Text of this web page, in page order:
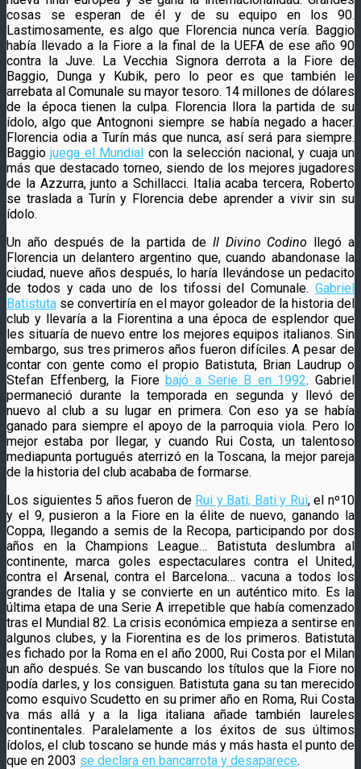
cosas se esperan de él y de su equipo en los 90.
Lastimosamente, es algo que Florencia nunca vería. Baggio
había llevado a la Fiore a la final de la UEFA de ese año 90
contra la Juve. La Vecchia Signora derrota a la Fiore de
Baggio, Dunga y Kubik, pero lo peor es que también le
arrebata al Comunale su mayor tesoro. 14 millones de dólares
de la época tienen la culpa. Florencia llora la partida de su
ídolo, algo que Antognoni siempre se había negado a hacer.
Florencia odia a Turín más que nunca, así será para siempre.
Baggiojuega el Mundial con la selección nacional, y cuaja un
más que destacado torneo, siendo de los mejores jugadores
de la Azzurra, junto a Schillacci. Italia acaba tercera, Roberto
se traslada a Turín y Florencia debe aprender a vivir sin su
ídolo.
Un año después de la partida de Il Divino Codino llegó a
Florencia un delantero argentino que, cuando abandonase la
ciudad, nueve años después, lo haría llevándose un pedacito
de todos y cada uno de los tifossi del Comunale. Gabriel
Batistuta se convertiría en el mayor goleador de la historia del
club y llevaría a la Fiorentina a una época de esplendor que
les situaría de nuevo entre los mejores equipos italianos. Sin
embargo, sus tres primeros años fueron difíciles. A pesar de
contar con gente como el propio Batistuta, Brian Laudrup o
Stefan Effenberg, la Fiorebajó a Serie B en 1992. Gabriel
permaneció durante la temporada en segunda y llevó de
nuevo al club a su lugar en primera. Con eso ya se había
ganado para siempre el apoyo de la parroquia viola. Pero lo
mejor estaba por llegar, y cuando Rui Costa, un talentoso
mediapunta portugués aterrizó en la Toscana, la mejor pareja
de la historia del club acababa de formarse.
Los siguientes 5 años fueron de Rui y Bati, Bati y Rui, el nº10
y el 9, pusieron a la Fiore en la élite de nuevo, ganando la
Coppa, llegando a semis de la Recopa, participando por dos
años en la Champions League… Batistuta deslumbra al
continente, marca goles espectaculares contra el United,
contra el Arsenal, contra el Barcelona… vacuna a todos los
grandes de Italia y se convierte en un auténtico mito. Es la
última etapa de una Serie A irrepetible que había comenzado
tras el Mundial 82. La crisis económica empieza a sentirse en
algunos clubes, y la Fiorentina es de los primeros. Batistuta
es fichado por la Roma en el año 2000, Rui Costa por el Milan
un año después. Se van buscando los títulos que la Fiore no
podía darles, y los consiguen. Batistuta gana su tan merecido
como esquivo Scudetto en su primer año en Roma, Rui Costa
va más allá y a la liga italiana añade también laureles
continentales. Paralelamente a los éxitos de sus últimos
ídolos, el club toscano se hunde más y más hasta el punto de
que en 2003 se declara en bancarrota y desaparece.